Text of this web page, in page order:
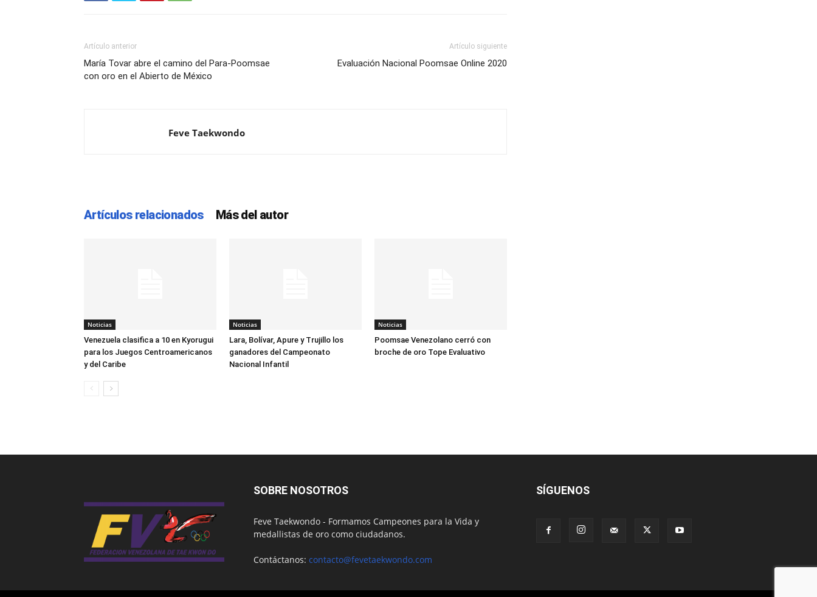
Artículo anterior
María Tovar abre el camino del Para-Poomsae
con oro en el Abierto de México
Artículo siguiente
Evaluación Nacional Poomsae Online 2020
Feve Taekwondo
Artículos relacionados Más del autor
Noticias
Venezuela clasifica a 10 en Kyorugui
para los Juegos Centroamericanos
y del Caribe
Noticias
Lara, Bolívar, Apure y Trujillo los
ganadores del Campeonato
Nacional Infantil
Noticias
Poomsae Venezolano cerró con
broche de oro Tope Evaluativo
SOBRE NOSOTROS
Feve Taekwondo - Formamos Campeones para la Vida y
medallistas de oro como ciudadanos.
Contáctanos: contacto@fevetaekwondo.com
SÍGUENOS